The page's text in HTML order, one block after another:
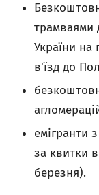
трамваями
України на
в'їзд до
емігранти
за квитки
березня).